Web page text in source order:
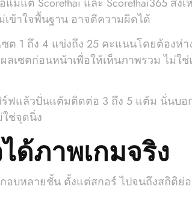
เข้าใจพื้นฐาน อาจตีความผิดได้
1 ถึง 4 แข่งถึง 25 คะแนนโดยต้องห่า
เซตก่อนหน้าเพื่อให้เห็นภาพรวม ไม่ใ
ร์ฟแล้วปั่นแต้มติดต่อ 3 ถึง 5 แต้ม นั่นบอ
ช่จุดนิ่ง
ด้ภาพเกมจริง
อบหลายชั้น ตั้งแต่สกอร์ ไปจนถึงสถิติย่